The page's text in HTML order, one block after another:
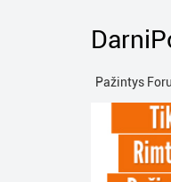
Pažintys